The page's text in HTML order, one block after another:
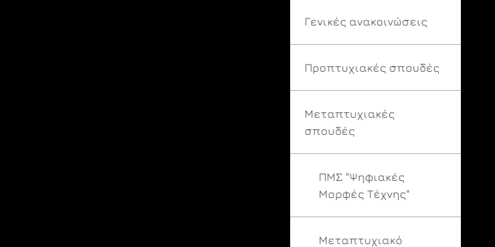
Γενικές ανακοινώσεις
Προπτυχιακές σπουδές
Μεταπτυχιακές
σπουδές
ΠΜΣ "Ψηφιακές
Μορφές Τέχνης"
Μεταπτυχιακό